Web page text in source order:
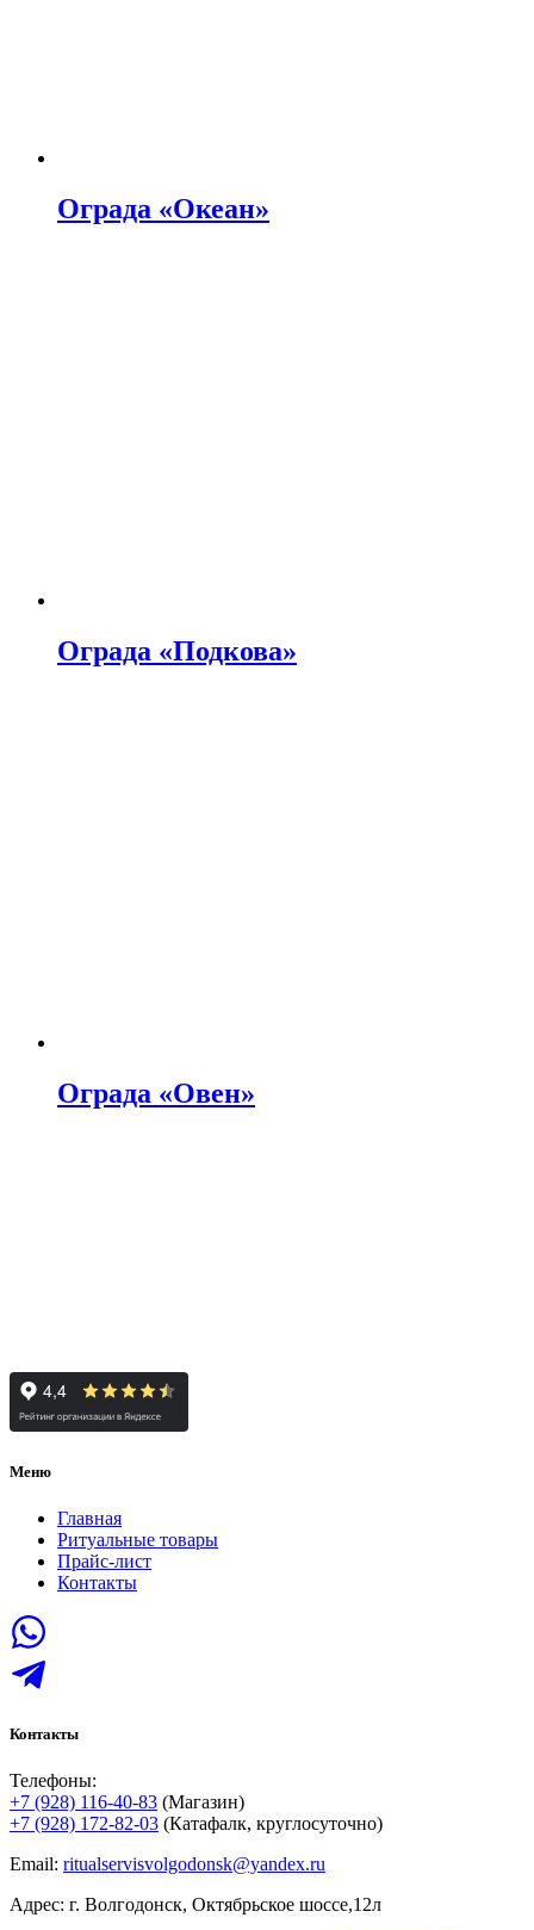
Ограда «Океан»
Ограда «Подкова»
Ограда «Овен»
Меню
Главная
Ритуальные товары
Прайс-лист
Контакты
Контакты
Телефоны:
+7 (928) 116-40-83 (Магазин)
+7 (928) 172-82-03 (Катафалк, круглосуточно)
Email: ritualservisvolgodonsk@yandex.ru
Адрес: г. Волгодонск, Октябрьское шоссе,12л